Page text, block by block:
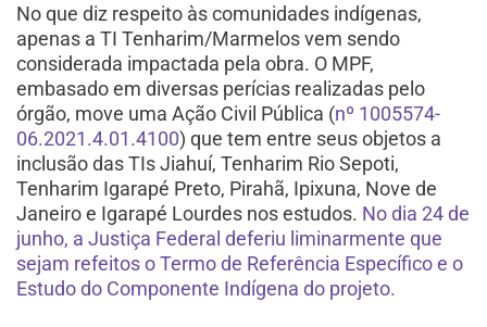
No que diz respeito às comunidades indígenas,
apenas a TI Tenharim/Marmelos vem sendo
considerada impactada pela obra. O MPF,
embasado em diversas perícias realizadas pelo
órgão, move uma Ação Civil Pública (nº 1005574-
06.2021.4.01.4100) que tem entre seus objetos a
inclusão das TIs Jiahuí, Tenharim Rio Sepoti,
Tenharim Igarapé Preto, Pirahã, Ipixuna, Nove de
Janeiro e Igarapé Lourdes nos estudos. No dia 24 de
junho, a Justiça Federal deferiu liminarmente que
sejam refeitos o Termo de Referência Específico e o
Estudo do Componente Indígena do projeto.